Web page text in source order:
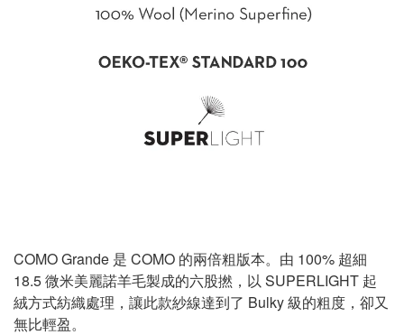
COMO Grande 是 COMO 的兩倍粗版本。由 100% 超細
18.5 微米美麗諾羊毛製成的六股撚，以 SUPERLIGHT 起
絨方式紡織處理，讓此款紗線達到了 Bulky 級的粗度，卻又
無比輕盈。